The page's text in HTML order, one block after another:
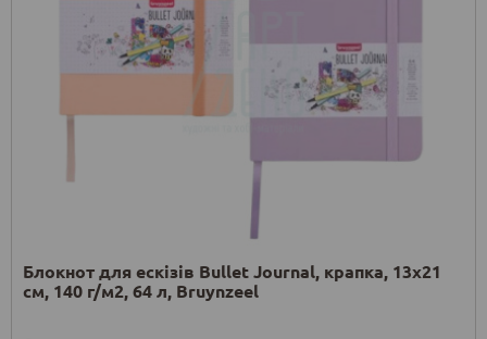
Блокнот для ескізів Bullet Journal, крапка, 13х21
см, 140 г/м2, 64 л, Bruynzeel